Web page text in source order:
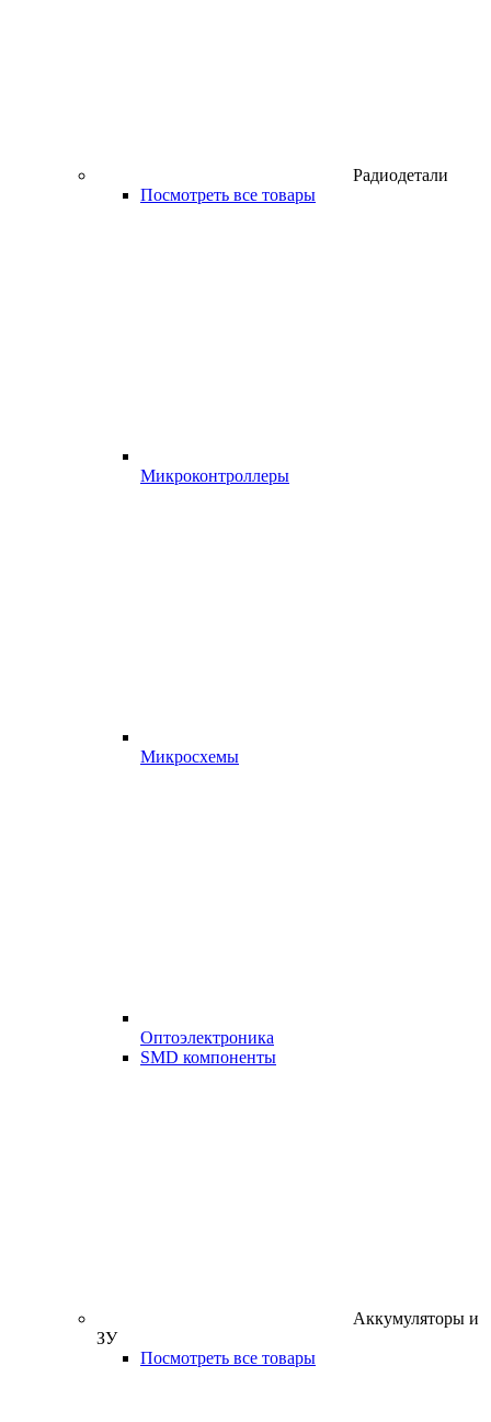
Радиодетали
Посмотреть все товары
Микроконтроллеры
Микросхемы
Оптоэлектроника
SMD компоненты
Аккумуляторы и
ЗУ
Посмотреть все товары